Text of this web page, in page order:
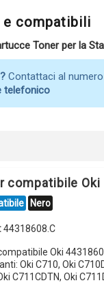
e compatibili
Toner per la
Contattaci al numero
telefonico
compatibile Oki
Nero
44318608.C
Oki
Oki C710, Oki
C711CDTN, Oki